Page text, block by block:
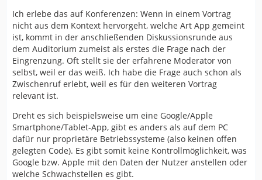
Ich erlebe das auf Konferenzen: Wenn in einem Vortrag
nicht aus dem Kontext hervorgeht, welche Art App gemeint
ist, kommt in der anschließenden Diskussionsrunde aus
dem Auditorium zumeist als erstes die Frage nach der
Eingrenzung. Oft stellt sie der erfahrene Moderator von
selbst, weil er das weiß. Ich habe die Frage auch schon als
Zwischenruf erlebt, weil es für den weiteren Vortrag
relevant ist.
Dreht es sich beispielsweise um eine Google/Apple
Smartphone/Tablet-App, gibt es anders als auf dem PC
dafür nur proprietäre Betriebssysteme (also keinen offen
gelegten Code). Es gibt somit keine Kontrollmöglichkeit, was
Google bzw. Apple mit den Daten der Nutzer anstellen oder
welche Schwachstellen es gibt.